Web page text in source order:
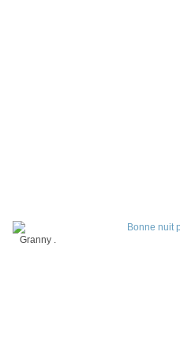
Granny .